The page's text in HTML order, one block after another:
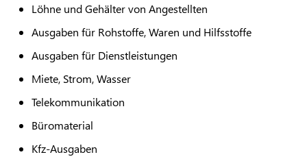
Löhne und Gehälter von Angestellten
Ausgaben für Rohstoffe, Waren und Hilfsstoffe
Ausgaben für Dienstleistungen
Miete, Strom, Wasser
Telekommunikation
Büromaterial
Kfz-Ausgaben